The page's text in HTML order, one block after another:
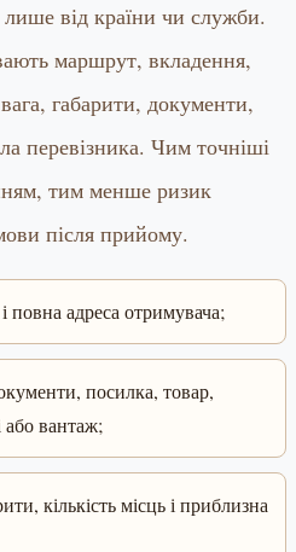
лише від країни чи служби.
маршрут, вкладення,
габарити, документи,
перевізника. Чим точніші
тим менше ризик
після прийому.
повна адреса отримувача;
посилка, товар,
або вантаж;
кількість місць і приблизна